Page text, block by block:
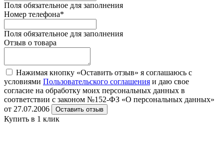
Поля обязательное для заполнения
Номер телефона*
Поля обязательное для заполнения
Отзыв о товара
Нажимая кнопку «Оставить отзыв» я соглашаюсь с
условиями Пользовательского соглашения и даю свое
согласие на обработку моих персональных данных в
соответствии с законом №152-ФЗ «О персональных данных»
от 27.07.2006
Оставить отзыв
Купить в 1 клик